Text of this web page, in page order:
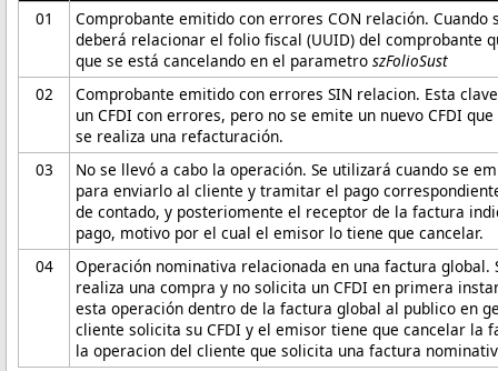
01
Comprobante emitido con errores CON relación. Cuando
deberá relacionar el folio fiscal (UUID) del comprobante
que se está cancelando en el parametro szFolioSust
02
Comprobante emitido con errores SIN relacion. Esta
un CFDI con errores, pero no se emite un nuevo CFDI
se realiza una refacturación.
03
No se llevó a cabo la operación. Se utilizará cuando se
para enviarlo al cliente y tramitar el pago
de contado, y posteriomente el receptor de la factura
pago, motivo por el cual el emisor lo tiene que cancelar.
04
Operación nominativa relacionada en una factura global.
realiza una compra y no solicita un CFDI en primera
esta operación dentro de la factura global al publico en
cliente solicita su CFDI y el emisor tiene que cancelar la
la operacion del cliente que solicita una factura